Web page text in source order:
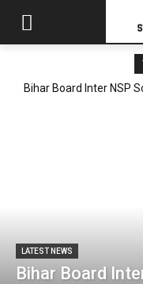
Bihar Board Inter NSP
LATEST NEWS
Bihar Board